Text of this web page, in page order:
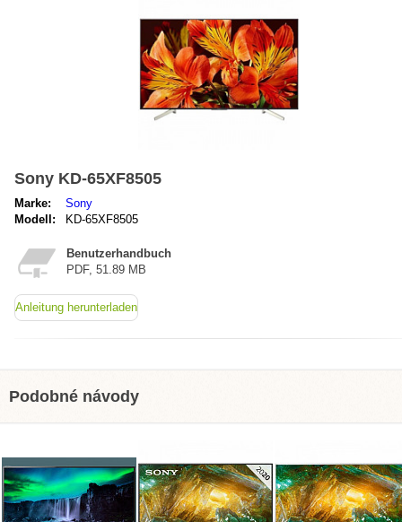
Sony KD-65XF8505
Marke:
Sony
Modell:
KD-65XF8505
Benutzerhandbuch
PDF, 51.89 MB
Anleitung herunterladen
Podobné návody